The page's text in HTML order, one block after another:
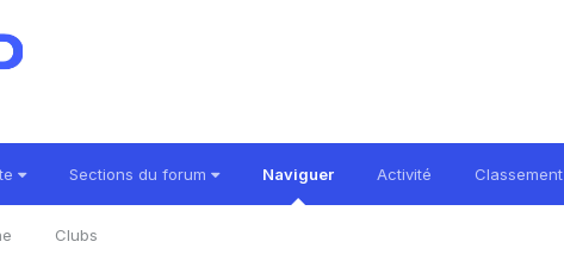
Sections du forum Naviguer
Clubs
Activité Classement